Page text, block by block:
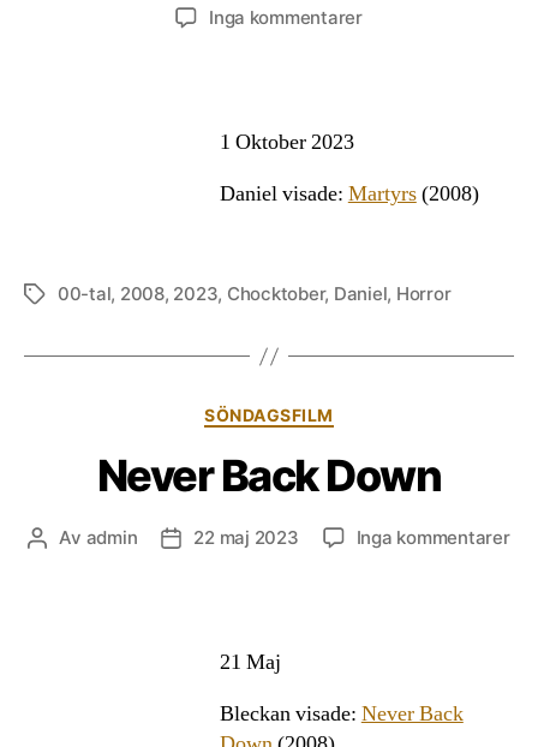
Inga kommentarertill
1 Oktober 2023
Daniel visade: Martyrs(2008)
Etiketter
00-tal, 2008, 2023, Chocktober, Daniel, Horror
Kategorier
SÖNDAGSFILM
Never Back Down
Inläggsförfattare
Av admin Inläggsdatum
22 maj 2023 Inga kommentarertill
21 Maj
Bleckan visade: Never Back